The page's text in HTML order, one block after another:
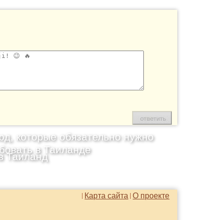
которые обязательно нужно
в Таиланде
Таиланд
О проекте
Карта сайта